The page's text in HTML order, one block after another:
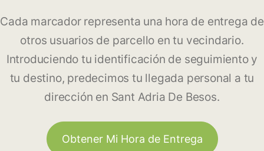
Cada marcador representa una hora de entrega de
otros usuarios de parcello en tu vecindario.
Introduciendo tu identificación de seguimiento y
tu destino, predecimos tu llegada personal a tu
dirección en Sant Adria De Besos.
Obtener Mi Hora de Entrega